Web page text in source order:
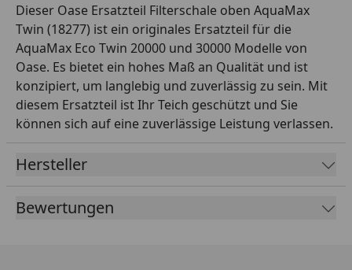
Dieser Oase Ersatzteil Filterschale oben AquaMax
Twin (18277) ist ein originales Ersatzteil für die
AquaMax Eco Twin 20000 und 30000 Modelle von
Oase. Es bietet ein hohes Maß an Qualität und ist
konzipiert, um langlebig und zuverlässig zu sein. Mit
diesem Ersatzteil ist Ihr Teich geschützt und Sie
können sich auf eine zuverlässige Leistung verlassen.
Hersteller
Bewertungen